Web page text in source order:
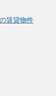
賃貸物件